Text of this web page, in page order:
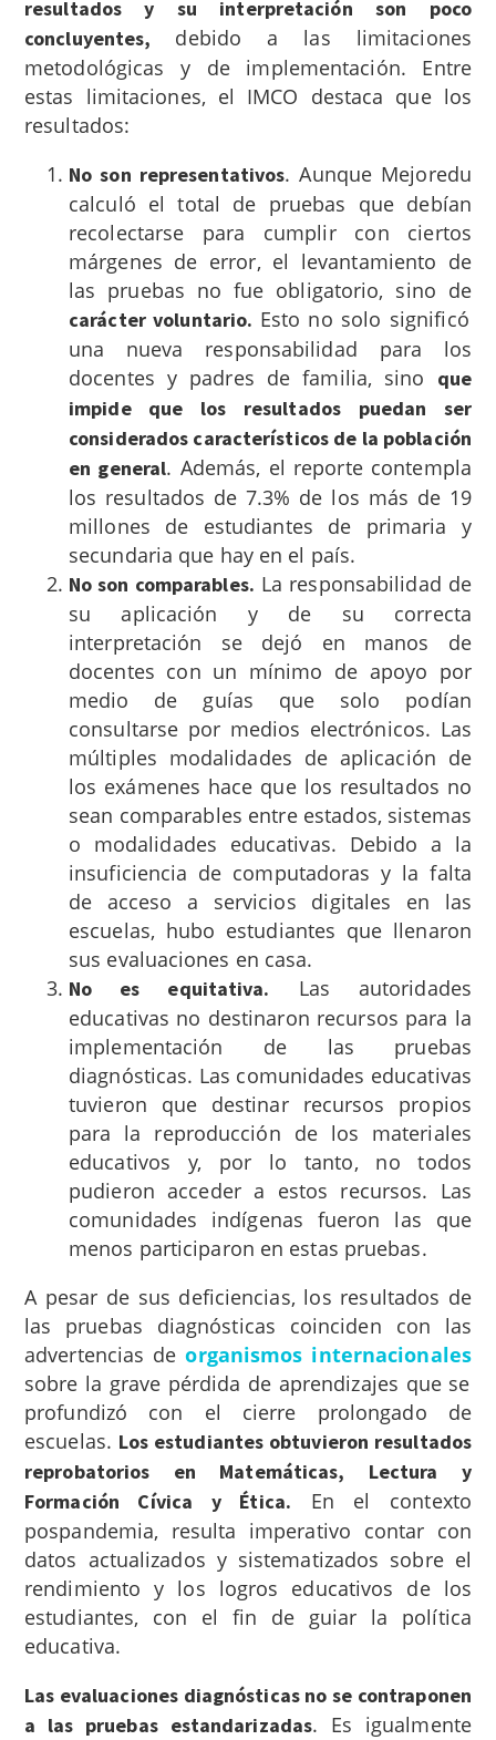
resultados y su interpretación son poco
concluyentes, debido a las limitaciones
metodológicas y de implementación. Entre
estas limitaciones, el IMCO destaca que los
resultados:
No son representativos. Aunque Mejoredu
calculó el total de pruebas que debían
recolectarse para cumplir con ciertos
márgenes de error, el levantamiento de
las pruebas no fue obligatorio, sino de
carácter voluntario. Esto no solo significó
una nueva responsabilidad para los
docentes y padres de familia, sino que
impide que los resultados puedan ser
considerados característicos de la población
en general. Además, el reporte contempla
los resultados de 7.3% de los más de 19
millones de estudiantes de primaria y
secundaria que hay en el país.
No son comparables. La responsabilidad de
su aplicación y de su correcta
interpretación se dejó en manos de
docentes con un mínimo de apoyo por
medio de guías que solo podían
consultarse por medios electrónicos. Las
múltiples modalidades de aplicación de
los exámenes hace que los resultados no
sean comparables entre estados, sistemas
o modalidades educativas. Debido a la
insuficiencia de computadoras y la falta
de acceso a servicios digitales en las
escuelas, hubo estudiantes que llenaron
sus evaluaciones en casa.
No es equitativa. Las autoridades
educativas no destinaron recursos para la
implementación de las pruebas
diagnósticas. Las comunidades educativas
tuvieron que destinar recursos propios
para la reproducción de los materiales
educativos y, por lo tanto, no todos
pudieron acceder a estos recursos. Las
comunidades indígenas fueron las que
menos participaron en estas pruebas.
A pesar de sus deficiencias, los resultados de
las pruebas diagnósticas coinciden con las
advertencias deorganismos internacionales
sobre la grave pérdida de aprendizajes que se
profundizó con el cierre prolongado de
escuelas. Los estudiantes obtuvieron resultados
reprobatorios en Matemáticas, Lectura y
Formación Cívica y Ética. En el contexto
pospandemia, resulta imperativo contar con
datos actualizados y sistematizados sobre el
rendimiento y los logros educativos de los
estudiantes, con el fin de guiar la política
educativa.
Las evaluaciones diagnósticas no se contraponen
a las pruebas estandarizadas. Es igualmente